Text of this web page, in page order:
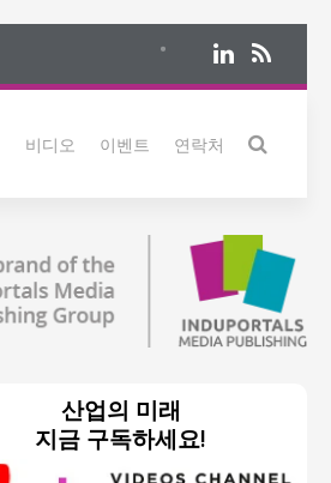
비디오 이벤트 연락처
산업의 미래
지금 구독하세요!